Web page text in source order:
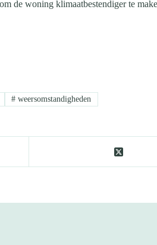
de woning klimaatbestendiger te
# weersomstandigheden